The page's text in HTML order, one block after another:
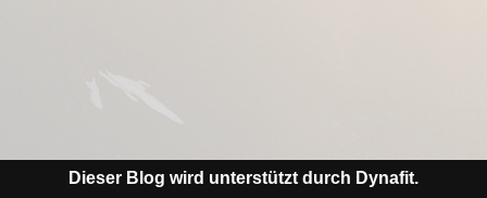
Dieser Blog wird unterstützt durch Dynafit.